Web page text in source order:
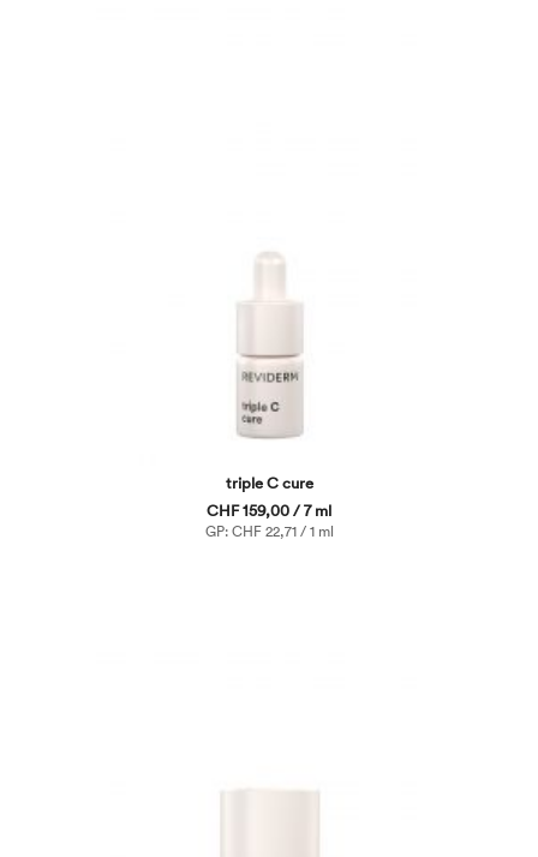
triple C cure
CHF 159,00 / 7 ml
GP: CHF 22,71 / 1 ml